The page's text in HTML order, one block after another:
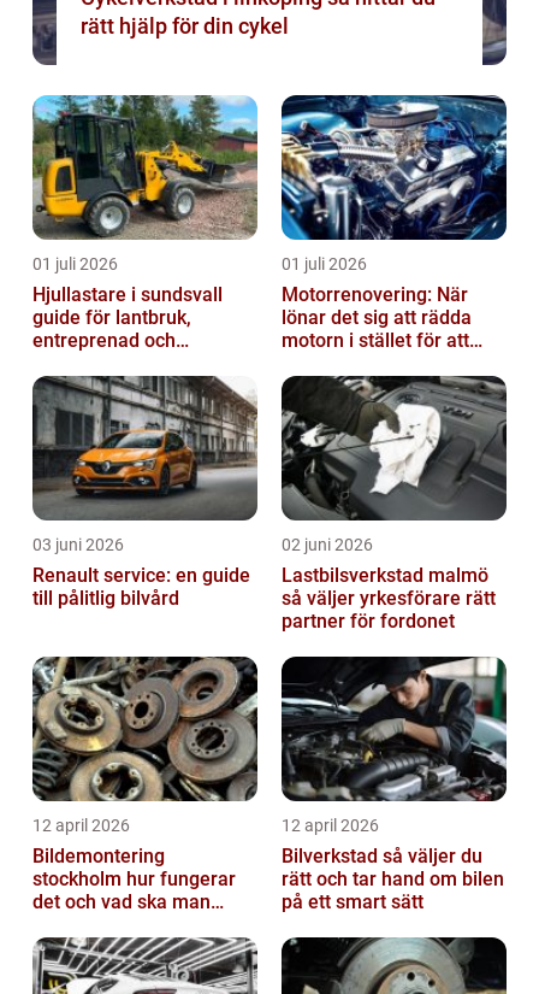
rätt hjälp för din cykel
01 juli 2026
Hjullastare i sundsvall
guide för lantbruk,
entreprenad och
01 juli 2026
Motorrenovering: När
lönar det sig att rädda
motorn i stället för att
03 juni 2026
Renault service: en guide
till pålitlig bilvård
02 juni 2026
Lastbilsverkstad malmö
så väljer yrkesförare rätt
partner för fordonet
12 april 2026
Bildemontering
stockholm hur fungerar
det och vad ska man
12 april 2026
Bilverkstad så väljer du
rätt och tar hand om bilen
på ett smart sätt